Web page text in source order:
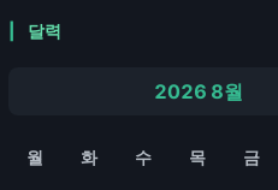
달력
2026 8월
월 화 수 목 금